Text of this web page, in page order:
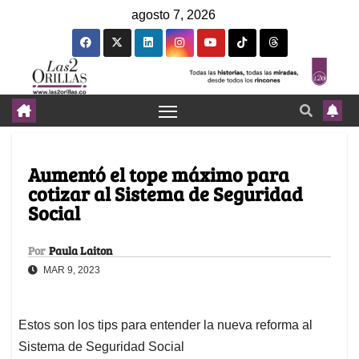
agosto 7, 2026
Aumentó el tope máximo para
cotizar al Sistema de Seguridad
Social
Por Paula Laiton
MAR 9, 2023
Estos son los tips para entender la nueva reforma al
Sistema de Seguridad Social